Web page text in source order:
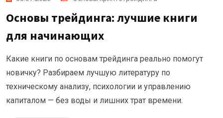
Основы трейдинга: лучшие книги
для начинающих
Какие книги по основам трейдинга реально помогут
новичку? Разбираем лучшую литературу по
техническому анализу, психологии и управлению
капиталом — без воды и лишних трат времени.